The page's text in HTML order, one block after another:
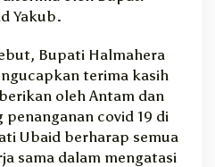
Yakub.
Bupati Halmahera
terima kasih
oleh Antam dan
covid 19 di
Ubaid berharap semua
sama dalam mengatasi